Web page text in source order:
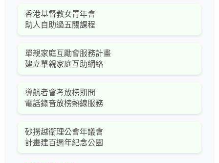
香港基督教女青年會
助人自助過五關課程
單親家庭互勵會服務計畫
建立單親家庭互助網絡
導航者會考放榜期間
電話錄音放榜熱線服務
砂撈越衛理公會年議會
計畫建百週年紀念公園